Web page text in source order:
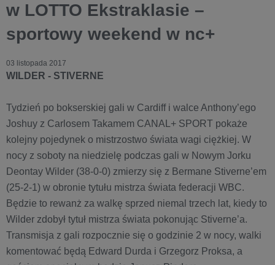
w LOTTO Ekstraklasie –
sportowy weekend w nc+
03 listopada 2017
WILDER - STIVERNE
Tydzień po bokserskiej gali w Cardiff i walce Anthony’ego
Joshuy z Carlosem Takamem CANAL+ SPORT pokaże
kolejny pojedynek o mistrzostwo świata wagi ciężkiej. W
nocy z soboty na niedzielę podczas gali w Nowym Jorku
Deontay Wilder (38-0-0) zmierzy się z Bermane Stiverne’em
(25-2-1) w obronie tytułu mistrza świata federacji WBC.
Będzie to rewanż za walkę sprzed niemal trzech lat, kiedy to
Wilder zdobył tytuł mistrza świata pokonując Stiverne’a.
Transmisja z gali rozpocznie się o godzinie 2 w nocy, walki
komentować będą Edward Durda i Grzegorz Proksa, a